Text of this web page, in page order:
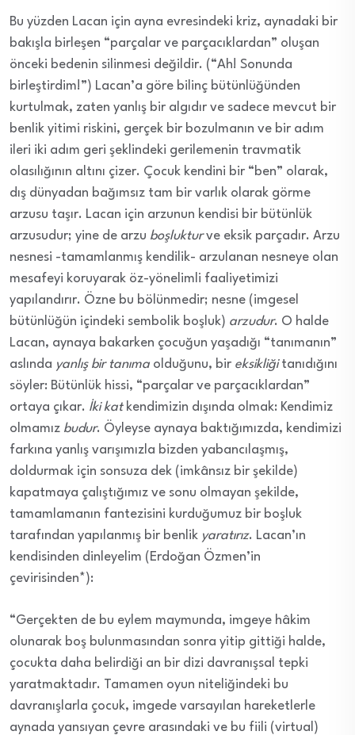
Bu yüzden Lacan için ayna evresindeki kriz, aynadaki bir
bakışla birleşen “parçalar ve parçacıklardan” oluşan
önceki bedenin silinmesi değildir. (“Ah! Sonunda
birleştirdim!”) Lacan’a göre bilinç bütünlüğünden
kurtulmak, zaten yanlış bir algıdır ve sadece mevcut bir
benlik yitimi riskini, gerçek bir bozulmanın ve bir adım
ileri iki adım geri şeklindeki gerilemenin travmatik
olasılığının altını çizer. Çocuk kendini bir “ben” olarak,
dış dünyadan bağımsız tam bir varlık olarak görme
arzusu taşır. Lacan için arzunun kendisi bir bütünlük
arzusudur; yine de arzu boşlukturve eksik parçadır. Arzu
nesnesi -tamamlanmış kendilik- arzulanan nesneye olan
mesafeyi koruyarak öz-yönelimli faaliyetimizi
yapılandırır. Özne bu bölünmedir; nesne (imgesel
bütünlüğün içindeki sembolik boşluk) arzudur. O halde
Lacan, aynaya bakarken çocuğun yaşadığı “tanımanın”
aslında yanlış bir tanıma olduğunu, bir eksikliğitanıdığını
söyler: Bütünlük hissi, “parçalar ve parçacıklardan”
ortaya çıkar. İki katkendimizin dışında olmak: Kendimiz
olmamız budur. Öyleyse aynaya baktığımızda, kendimizi
farkına yanlış varışımızla bizden yabancılaşmış,
doldurmak için sonsuza dek (imkânsız bir şekilde)
kapatmaya çalıştığımız ve sonu olmayan şekilde,
tamamlamanın fantezisini kurduğumuz bir boşluk
tarafından yapılanmış bir benlik yaratırız. Lacan’ın
kendisinden dinleyelim ( Erdoğan Özmen’in
çevirisinden* ):
“Gerçekten de bu eylem maymunda, imgeye hâkim
olunarak boş bulunmasından sonra yitip gittiği halde,
çocukta daha belirdiği an bir dizi davranışsal tepki
yaratmaktadır. Tamamen oyun niteliğindeki bu
davranışlarla çocuk, imgede varsayılan hareketlerle
aynada yansıyan çevre arasındaki ve bu fiili (virtual)